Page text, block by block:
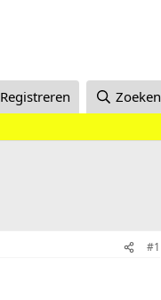
Registreren Zoeken
#1